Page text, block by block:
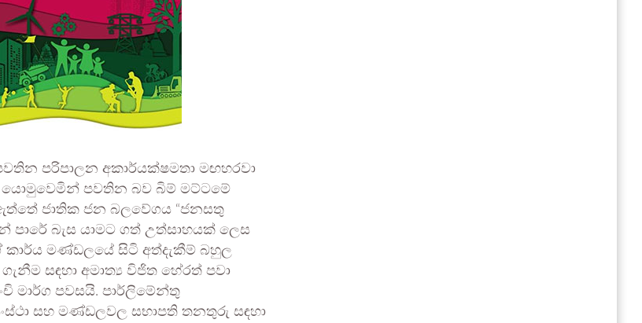
පරිපාලන අකාර්යක්ෂමතා මඟහරවා
යොමුවෙමින් පවතින බව බිම් මට්ටමේ
ජාතික ජන බලවේගය “ජනසතු
පාරේ බැස යාමට ගත් උත්සාහයක් ලෙස
මණ්ඩලයේ සිටි අත්දැකීම් බහුල
සඳහා අමාත්‍ය විජිත හේරත් පවා
මාර්ග පවසයි. පාර්ලිමේන්තු
සහ මණ්ඩලවල සභාපති තනතුරු සඳහා